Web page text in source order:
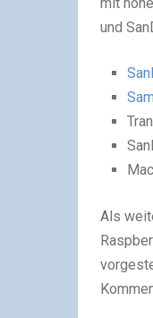
und
Als